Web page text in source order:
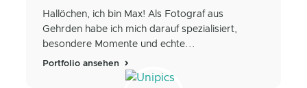
Hallöchen, ich bin Max! Als Fotograf aus
Gehrden habe ich mich darauf spezialisiert,
besondere Momente und echte...
Portfolio ansehen